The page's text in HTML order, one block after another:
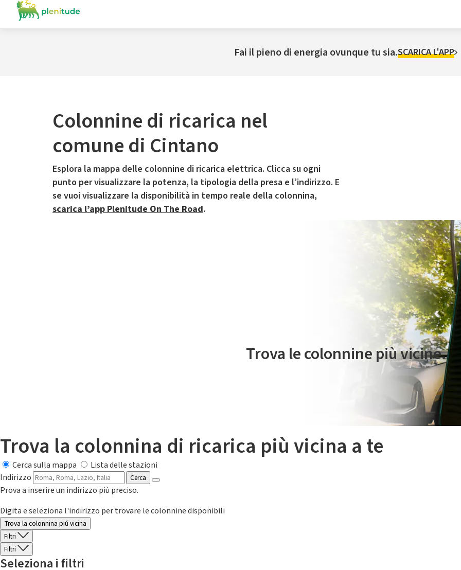
Fai il pieno di energia ovunque tu sia.SCARICA L'APP
Colonnine di ricarica nel
comune di Cintano
Esplora la mappa delle colonnine di ricarica elettrica. Clicca su ogni
punto per visualizzare la potenza, la tipologia della presa e l’indirizzo. E
se vuoi visualizzare la disponibilità in tempo reale della colonnina,
scarica l’app Plenitude On The Road.
Il servizio di mobilità elettrica è gestito da Plenitude On The Road
Trova le colonnine più vicine.
Trova la colonnina di ricarica più vicina a te
Cerca sulla mappa
Lista delle stazioni
Indirizzo
Cerca
Prova a inserire un indirizzo più preciso.
Digita e seleziona l'indirizzo per trovare le colonnine disponibili
Trova la colonnina piú vicina
Filtri
Filtri
Seleziona i filtri